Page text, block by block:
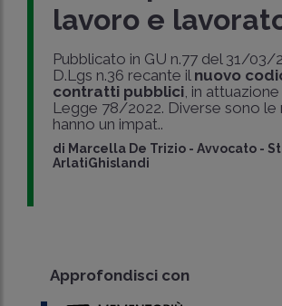
lavoro e
Pubblicato in GU n.77 del 31/03/
D.Lgs n.36 recante il nuovo
contratti pubblici , in
Legge 78/2022. Diverse sono le
hanno un impat..
di Marcella De Trizio -Avvocato -
ArlatiGhislandi
Approfondisci con